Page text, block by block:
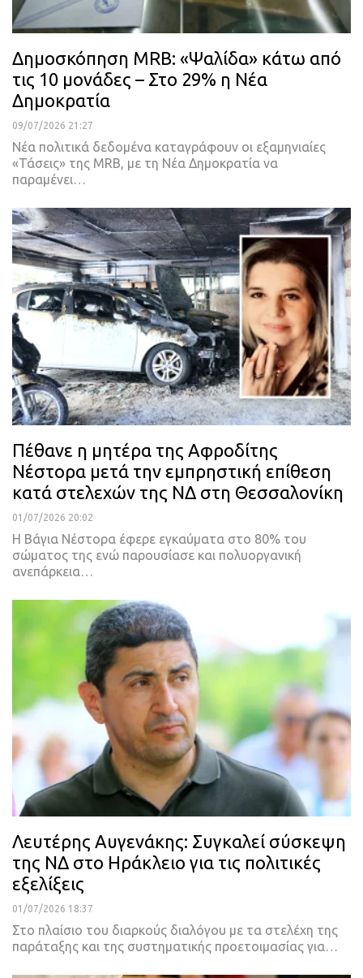
Δημοσκόπηση MRB: «Ψαλίδα» κάτω από
τις 10 μονάδες – Στο 29% η Νέα
Δημοκρατία
09/07/2026 21:27
Νέα πολιτικά δεδομένα καταγράφουν οι εξαμηνιαίες
«Τάσεις» της MRB, με τη Νέα Δημοκρατία να
παραμένει…
Πέθανε η μητέρα της Αφροδίτης
Νέστορα μετά την εμπρηστική επίθεση
κατά στελεχών της ΝΔ στη Θεσσαλονίκη
01/07/2026 20:02
Η Βάγια Νέστορα έφερε εγκαύματα στο 80% του
σώματος της ενώ παρουσίασε και πολυοργανική
ανεπάρκεια…
Λευτέρης Αυγενάκης: Συγκαλεί σύσκεψη
της ΝΔ στο Ηράκλειο για τις πολιτικές
εξελίξεις
01/07/2026 18:37
Στο πλαίσιο του διαρκούς διαλόγου με τα στελέχη της
παράταξης και της συστηματικής προετοιμασίας για…